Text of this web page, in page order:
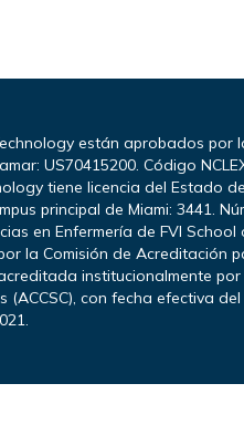
están aprobados por
US70415200. Código
tiene licencia del Estado de
principal de Miami: 3441.
en Enfermería de FVI School
la Comisión de Acreditación
institucionalmente por
con fecha efectiva del